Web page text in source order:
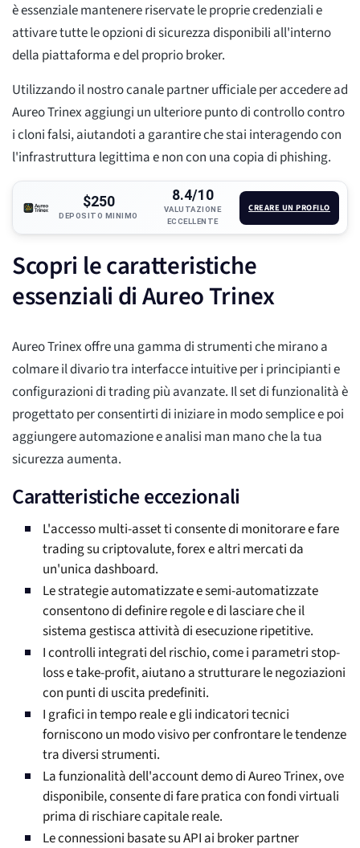
è essenziale mantenere riservate le proprie credenziali e
attivare tutte le opzioni di sicurezza disponibili all'interno
della piattaforma e del proprio broker.
Utilizzando il nostro canale partner ufficiale per accedere ad
Aureo Trinex aggiungi un ulteriore punto di controllo contro
i cloni falsi, aiutandoti a garantire che stai interagendo con
l'infrastruttura legittima e non con una copia di phishing.
$250
DEPOSITO MINIMO
8.4/10
VALUTAZIONE
ECCELLENTE
CREARE UN PROFILO
Scopri le caratteristiche
essenziali di Aureo Trinex
Aureo Trinex offre una gamma di strumenti che mirano a
colmare il divario tra interfacce intuitive per i principianti e
configurazioni di trading più avanzate. Il set di funzionalità è
progettato per consentirti di iniziare in modo semplice e poi
aggiungere automazione e analisi man mano che la tua
sicurezza aumenta.
Caratteristiche eccezionali
L'accesso multi-asset ti consente di monitorare e fare
trading su criptovalute, forex e altri mercati da
un'unica dashboard.
Le strategie automatizzate e semi-automatizzate
consentono di definire regole e di lasciare che il
sistema gestisca attività di esecuzione ripetitive.
I controlli integrati del rischio, come i parametri stop-
loss e take-profit, aiutano a strutturare le negoziazioni
con punti di uscita predefiniti.
I grafici in tempo reale e gli indicatori tecnici
forniscono un modo visivo per confrontare le tendenze
tra diversi strumenti.
La funzionalità dell'account demo di Aureo Trinex, ove
disponibile, consente di fare pratica con fondi virtuali
prima di rischiare capitale reale.
Le connessioni basate su API ai broker partner